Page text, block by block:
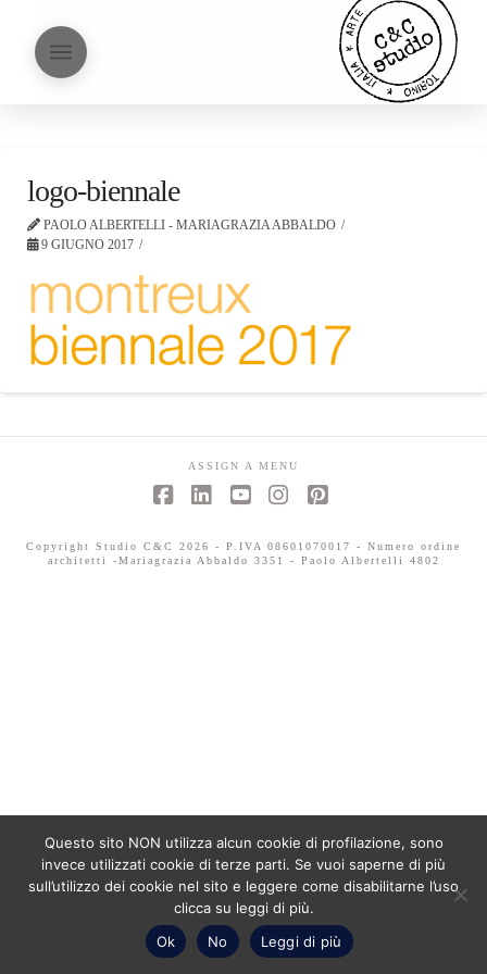
logo-biennale
PAOLO ALBERTELLI - MARIAGRAZIA ABBALDO
9 GIUGNO 2017
ASSIGN A MENU
Copyright Studio C&C 2026 - P.IVA 08601070017 - Numero ordine
architetti -Mariagrazia Abbaldo 3351 - Paolo Albertelli 4802
Questo sito NON utilizza alcun cookie di profilazione, sono
invece utilizzati cookie di terze parti. Se vuoi saperne di più
sull’utilizzo dei cookie nel sito e leggere come disabilitarne l’uso
clicca su leggi di più.
Ok
No Leggi di più